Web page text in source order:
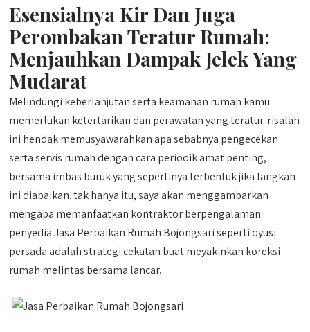
Esensialnya Kir Dan Juga
Perombakan Teratur Rumah:
Menjauhkan Dampak Jelek Yang
Mudarat
Melindungi keberlanjutan serta keamanan rumah kamu
memerlukan ketertarikan dan perawatan yang teratur. risalah
ini hendak memusyawarahkan apa sebabnya pengecekan
serta servis rumah dengan cara periodik amat penting,
bersama imbas buruk yang sepertinya terbentuk jika langkah
ini diabaikan. tak hanya itu, saya akan menggambarkan
mengapa memanfaatkan kontraktor berpengalaman
penyedia Jasa Perbaikan Rumah Bojongsari seperti qyusi
persada adalah strategi cekatan buat meyakinkan koreksi
rumah melintas bersama lancar.